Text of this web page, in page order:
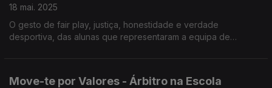
18 mai. 2025
O gesto de fair play, justiça, honestidade e verdade
desportiva, das alunas que representaram a equipa de
Move-te por Valores - Árbitro na Escola